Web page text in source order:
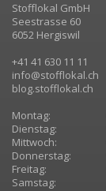
Stofflokal GmbH
Seestrasse 60
6052 Hergiswil
+41 41 630 11 11
info@stofflokal.ch
blog.stofflokal.ch
Montag:
Dienstag:
Mittwoch:
Donnerstag:
Freitag:
Samstag: